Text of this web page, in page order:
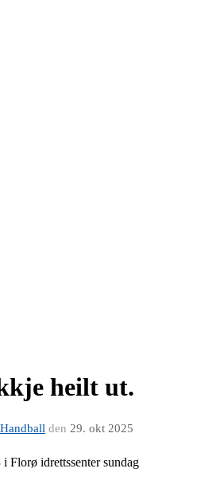
heilt ut.
den 29. okt 2025
idrettssenter sundag